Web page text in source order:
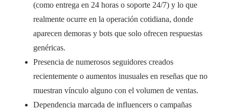
(como entrega en 24 horas o soporte 24/7) y lo que
realmente ocurre en la operación cotidiana, donde
aparecen demoras y bots que solo ofrecen respuestas
genéricas.
Presencia de numerosos seguidores creados
recientemente o aumentos inusuales en reseñas que no
muestran vínculo alguno con el volumen de ventas.
Dependencia marcada de influencers o campañas